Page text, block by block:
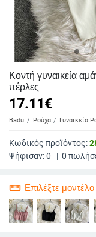
Κοντή γυναικεία
πέρλες
17.11€
Badu Ρούχα Γυναικεία
Κωδικός προϊόντος:
Ψήφισαν:0 | 0
straighten Επιλέξτε